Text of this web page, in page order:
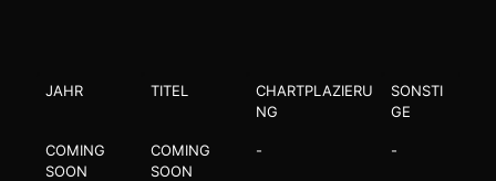
JAHR TITEL
CHARTPLAZIERU
NG
SONSTI
GE
COMING
SOON
COMING
SOON
- -